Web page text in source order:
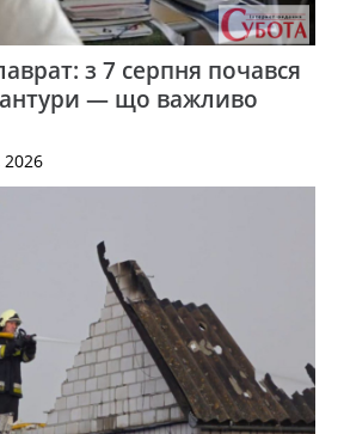
з 7 серпня почався
— що важливо
2026